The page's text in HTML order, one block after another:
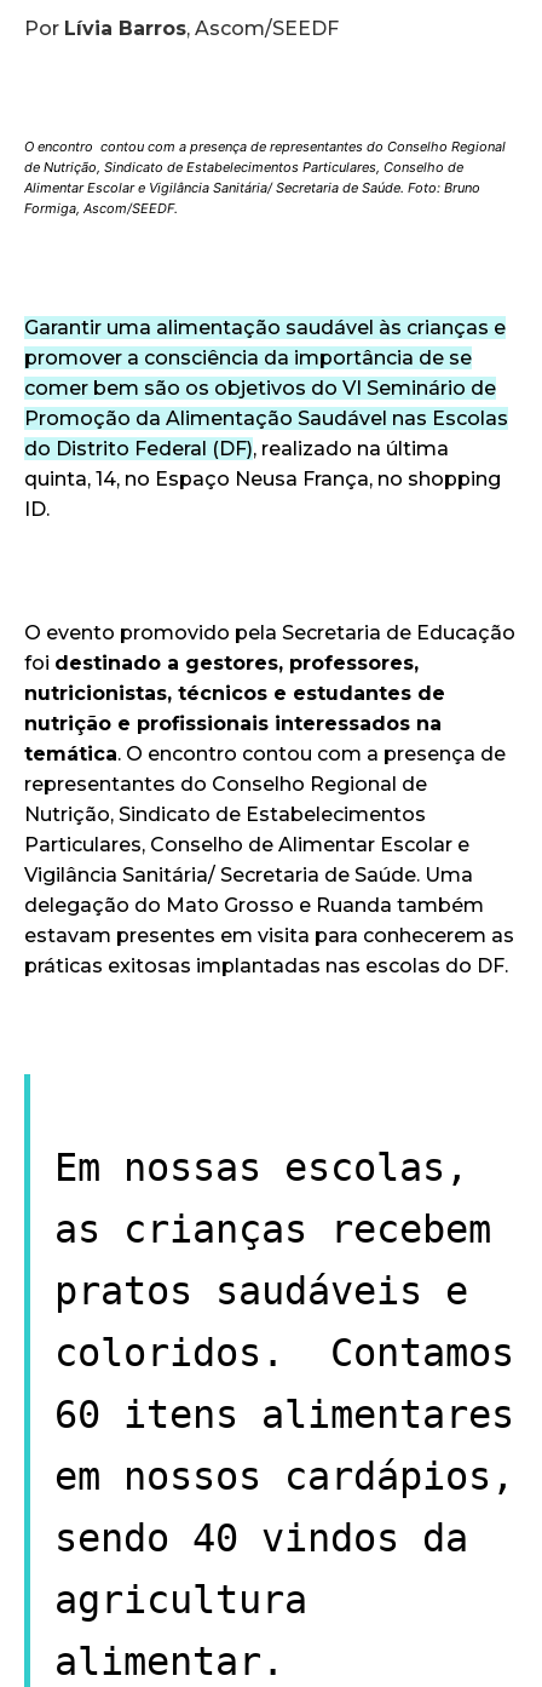
Por Lívia Barros, Ascom/SEEDF
O encontro contou com a presença de representantes do Conselho Regional
de Nutrição, Sindicato de Estabelecimentos Particulares, Conselho de
Alimentar Escolar e Vigilância Sanitária/ Secretaria de Saúde. Foto: Bruno
Formiga, Ascom/SEEDF.
Garantir uma alimentação saudável às crianças e
promover a consciência da importância de se
comer bem são os objetivos do VI Seminário de
Promoção da Alimentação Saudável nas Escolas
do Distrito Federal (DF), realizado na última
quinta, 14, no Espaço Neusa França, no shopping
ID.
O evento promovido pela Secretaria de Educação
foi destinado a gestores, professores,
nutricionistas, técnicos e estudantes de
nutrição e profissionais interessados na
temática. O encontro contou com a presença de
representantes do Conselho Regional de
Nutrição, Sindicato de Estabelecimentos
Particulares, Conselho de Alimentar Escolar e
Vigilância Sanitária/ Secretaria de Saúde. Uma
delegação do Mato Grosso e Ruanda também
estavam presentes em visita para conhecerem as
práticas exitosas implantadas nas escolas do DF.
Em nossas escolas,
as crianças recebem
pratos saudáveis e
coloridos. Contamos
60 itens alimentares
em nossos cardápios,
sendo 40 vindos da
agricultura
alimentar.